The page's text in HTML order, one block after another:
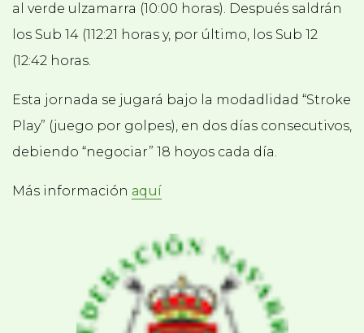
al verde ulzamarra (10:00 horas). Después saldrán
los Sub 14 (112:21 horas y, por último, los Sub 12
(12:42 horas.
Esta jornada se jugará bajo la modadlidad “Stroke
Play” (juego por golpes), en dos días consecutivos,
debiendo “negociar” 18 hoyos cada día.
Más información aquí